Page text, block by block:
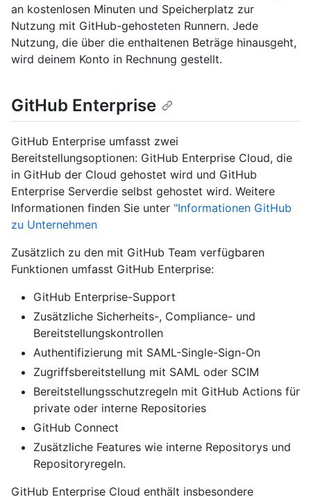
an kostenlosen Minuten und Speicherplatz zur
Nutzung mit GitHub-gehosteten Runnern. Jede
Nutzung, die über die enthaltenen Beträge hinausgeht,
wird deinem Konto in Rechnung gestellt.
GitHub Enterprise
GitHub Enterprise umfasst zwei
Bereitstellungsoptionen: GitHub Enterprise Cloud, die
in GitHub der Cloud gehostet wird und GitHub
Enterprise Serverdie selbst gehostet wird. Weitere
Informationen finden Sie unter "Informationen GitHub
zu Unternehmen
Zusätzlich zu den mit GitHub Team verfügbaren
Funktionen umfasst GitHub Enterprise:
GitHub Enterprise-Support
Zusätzliche Sicherheits-, Compliance- und
Bereitstellungskontrollen
Authentifizierung mit SAML-Single-Sign-On
Zugriffsbereitstellung mit SAML oder SCIM
Bereitstellungsschutzregeln mit GitHub Actions für
private oder interne Repositories
GitHub Connect
Zusätzliche Features wie interne Repositorys und
Repositoryregeln.
GitHub Enterprise Cloud enthält insbesondere